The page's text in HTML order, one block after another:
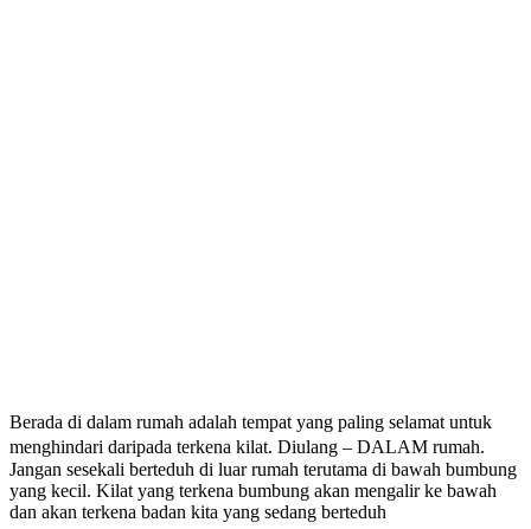
Berada di dalam rumah adalah tempat yang paling selamat untuk
menghindari daripada terkena kilat. Diulang – DALAM rumah.
Jangan sesekali berteduh di luar rumah terutama di bawah bumbung
yang kecil. Kilat yang terkena bumbung akan mengalir ke bawah
dan akan terkena badan kita yang sedang berteduh